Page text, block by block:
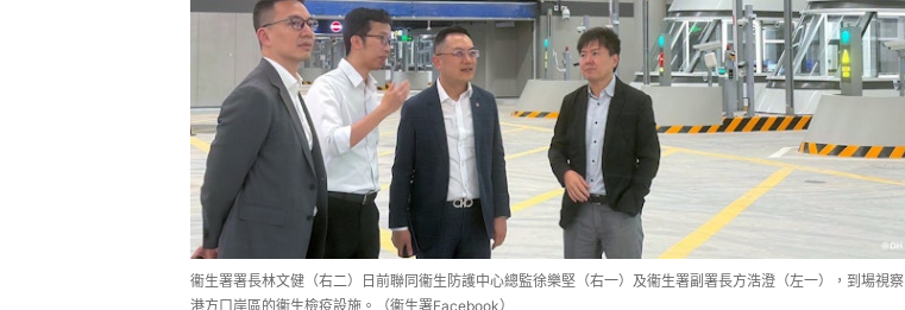
衞生署署長林文健（右二）日前聯同衞生防護中心總監徐樂堅（右一）及衞生署副署長方浩澄（左一），到場視察
港方口岸區的衞生檢疫設施。（衞生署Facebook）